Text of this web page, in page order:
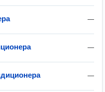
—
—
—